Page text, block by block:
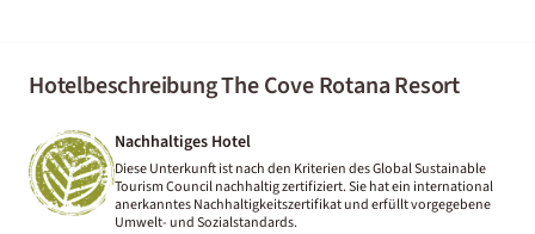
Hotelbeschreibung The Cove Rotana Resort
Nachhaltiges Hotel
Diese Unterkunft ist nach den Kriterien des Global Sustainable
Tourism Council nachhaltig zertifiziert. Sie hat ein international
anerkanntes Nachhaltigkeitszertifikat und erfüllt vorgegebene
Umwelt- und Sozialstandards.